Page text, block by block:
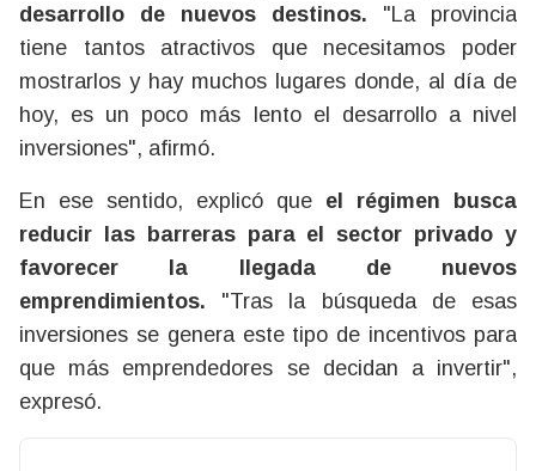
desarrollo de nuevos destinos. "La provincia
tiene tantos atractivos que necesitamos poder
mostrarlos y hay muchos lugares donde, al día de
hoy, es un poco más lento el desarrollo a nivel
inversiones", afirmó.
En ese sentido, explicó que el régimen busca
reducir las barreras para el sector privado y
favorecer la llegada de nuevos
emprendimientos. "Tras la búsqueda de esas
inversiones se genera este tipo de incentivos para
que más emprendedores se decidan a invertir",
expresó.